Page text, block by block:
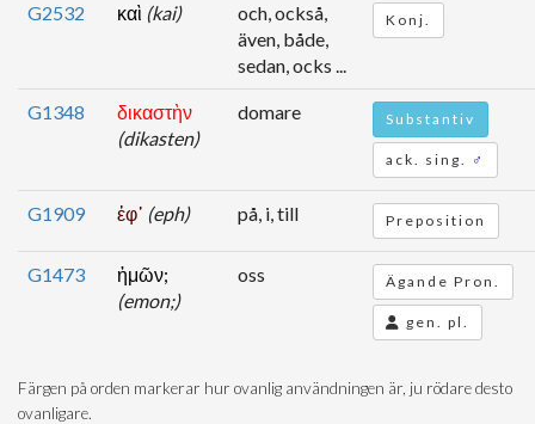
G2532 καὶ (kai)
och, också,
även, både,
sedan, ocks ...
Konj.
G1348
δικαστὴν
(dikasten)
domare Substantiv
ack. sing. ♂
G1909 ἐφ᾽ (eph) på, i, till Preposition
G1473
ἡμῶν;
(emon;)
oss Ägande Pron.
gen. pl.
Färgen på orden markerar hur ovanlig användningen är, ju rödare desto
ovanligare.